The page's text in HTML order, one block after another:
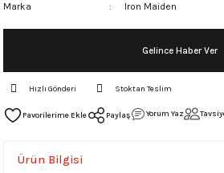
Marka
Iron Maiden
Gelince Haber Ver
Hızlı Gönderi Stoktan Teslim
Paylaş Yorum Yaz
Ürün Bilgisi